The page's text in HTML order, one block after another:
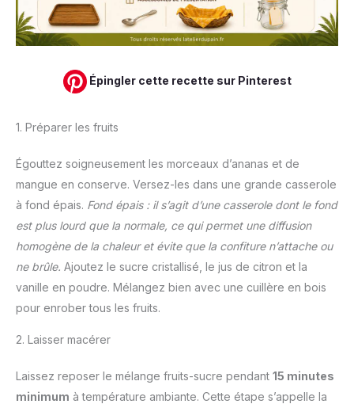
Épingler cette recette sur Pinterest
1. Préparer les fruits
Égouttez soigneusement les morceaux d’ananas et de
mangue en conserve. Versez-les dans une grande casserole
à fond épais. Fond épais : il s’agit d’une casserole dont le fond
est plus lourd que la normale, ce qui permet une diffusion
homogène de la chaleur et évite que la confiture n’attache ou
ne brûle. Ajoutez le sucre cristallisé, le jus de citron et la
vanille en poudre. Mélangez bien avec une cuillère en bois
pour enrober tous les fruits.
2. Laisser macérer
Laissez reposer le mélange fruits-sucre pendant 15 minutes
minimum à température ambiante. Cette étape s’appelle la